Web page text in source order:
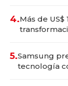
4.Más de
5.Samsung
tecnología